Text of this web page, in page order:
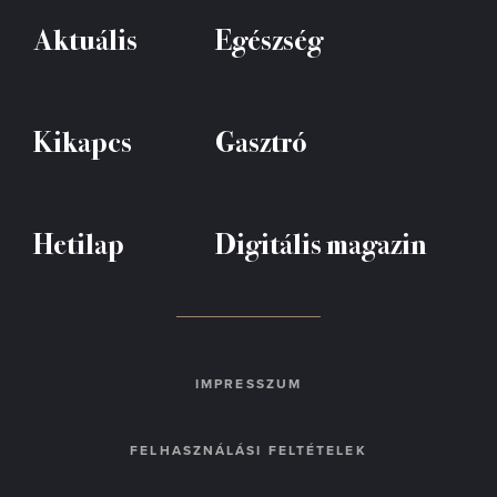
Aktuális Egészség
Kikapcs Gasztró
Hetilap Digitális magazin
IMPRESSZUM
FELHASZNÁLÁSI FELTÉTELEK